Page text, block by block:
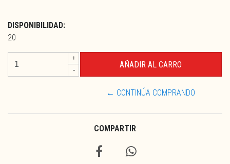
DISPONIBILIDAD:
20
+
-
← CONTINÚA COMPRANDO
COMPARTIR